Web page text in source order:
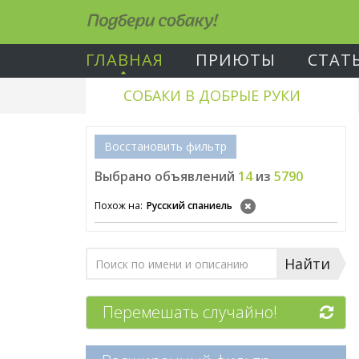
Подбери собаку!
ГЛАВНАЯ ПРИЮТЫ
СОБАКИ В ДОБРЫЕ РУКИ
Восстановить фильтр
Выбрано объявлений 14из 5790
Похож на: Русский спаниель
Найти
Перемешать случайно!